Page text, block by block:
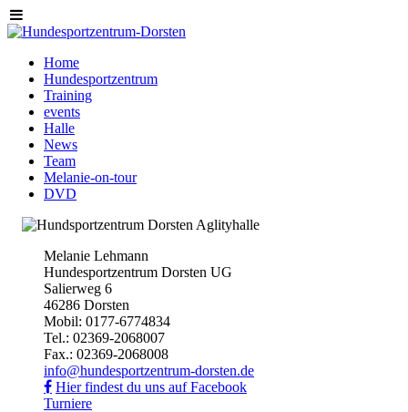
Home
Hundesportzentrum
Training
events
Halle
News
Team
Melanie-on-tour
DVD
Melanie Lehmann
Hundesportzentrum Dorsten UG
Salierweg 6
46286 Dorsten
Mobil: 0177-6774834
Tel.: 02369-2068007
Fax.: 02369-2068008
info@hundesportzentrum-dorsten.de
Hier findest du uns auf Facebook
Turniere